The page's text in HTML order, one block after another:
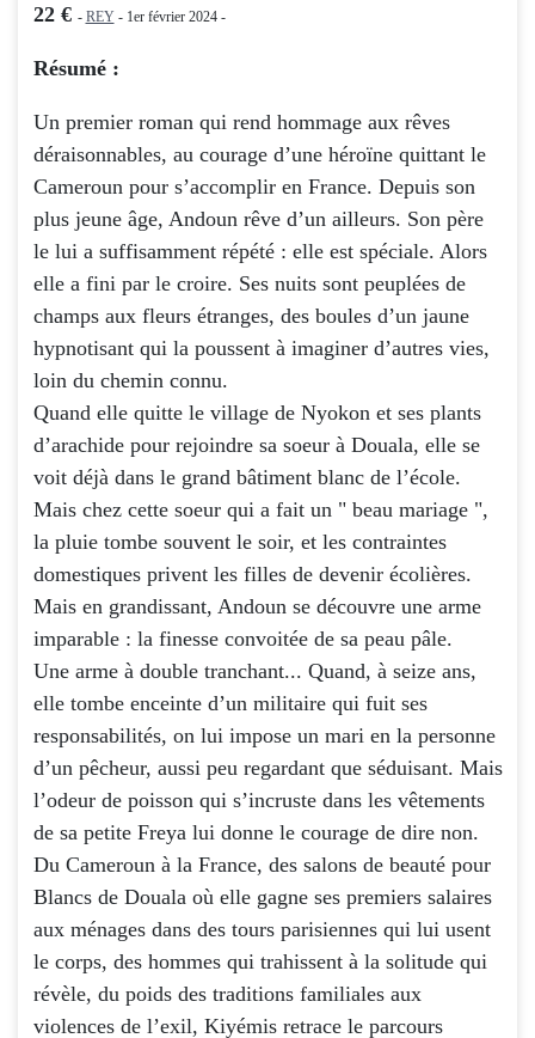
22 € - REY- 1er février 2024 -
Résumé :
Un premier roman qui rend hommage aux rêves
déraisonnables, au courage d’une héroïne quittant le
Cameroun pour s’accomplir en France. Depuis son
plus jeune âge, Andoun rêve d’un ailleurs. Son père
le lui a suffisamment répété : elle est spéciale. Alors
elle a fini par le croire. Ses nuits sont peuplées de
champs aux fleurs étranges, des boules d’un jaune
hypnotisant qui la poussent à imaginer d’autres vies,
loin du chemin connu.
Quand elle quitte le village de Nyokon et ses plants
d’arachide pour rejoindre sa soeur à Douala, elle se
voit déjà dans le grand bâtiment blanc de l’école.
Mais chez cette soeur qui a fait un " beau mariage ",
la pluie tombe souvent le soir, et les contraintes
domestiques privent les filles de devenir écolières.
Mais en grandissant, Andoun se découvre une arme
imparable : la finesse convoitée de sa peau pâle.
Une arme à double tranchant... Quand, à seize ans,
elle tombe enceinte d’un militaire qui fuit ses
responsabilités, on lui impose un mari en la personne
d’un pêcheur, aussi peu regardant que séduisant. Mais
l’odeur de poisson qui s’incruste dans les vêtements
de sa petite Freya lui donne le courage de dire non.
Du Cameroun à la France, des salons de beauté pour
Blancs de Douala où elle gagne ses premiers salaires
aux ménages dans des tours parisiennes qui lui usent
le corps, des hommes qui trahissent à la solitude qui
révèle, du poids des traditions familiales aux
violences de l’exil, Kiyémis retrace le parcours